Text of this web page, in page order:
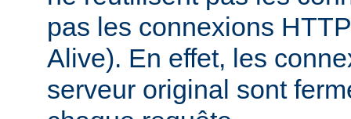
pas les connexions
Alive). En effet, les
serveur original sont